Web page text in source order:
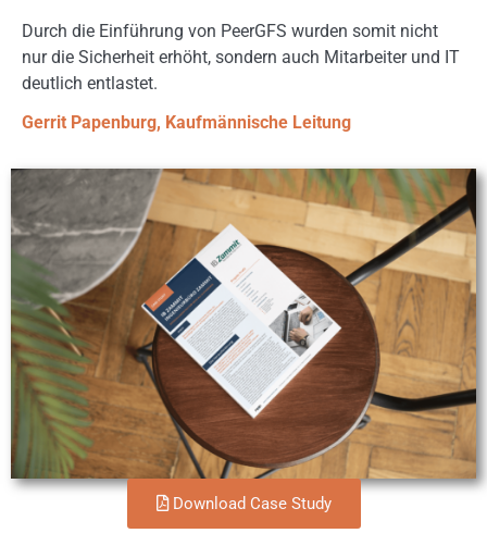
Durch die Einführung von PeerGFS wurden somit nicht
nur die Sicherheit erhöht, sondern auch Mitarbeiter und IT
deutlich entlastet.
Gerrit Papenburg, Kaufmännische Leitung
Download Case Study